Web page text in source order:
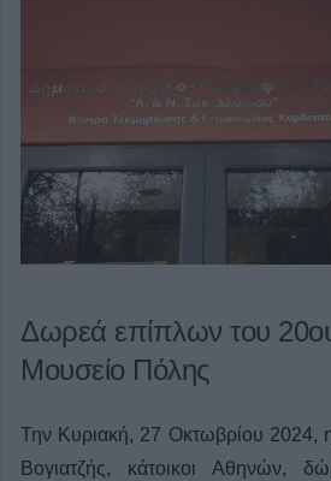
Δωρεά επίπλων του
Μουσείο Πόλης
Την Κυριακή, 27 Οκτωβρίου 2024,
Βογιατζής, κάτοικοι Αθηνών,